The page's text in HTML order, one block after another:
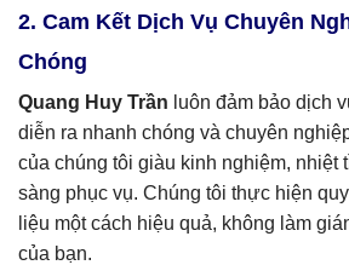
2. Cam Kết Dịch Vụ Chuyên
Chóng
Quang Huy Trần luôn đảm bảo dịch
diễn ra nhanh chóng và chuyên
của chúng tôi giàu kinh nghiệm, nhiệt
sàng phục vụ. Chúng tôi thực hiện
liệu một cách hiệu quả, không làm
của bạn.